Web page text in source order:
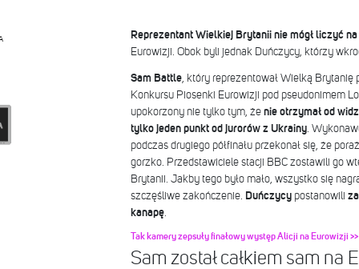
Reprezentant Wielkiej Brytanii nie mógł liczyć
Eurowizji. Obok byli jednak Duńczycy, którzy
Sam Battle, który reprezentował Wielką Brytanię
Konkursu Piosenki Eurowizji
pod pseudonimem
upokorzony nie tylko tym, że nie otrzymał od
tylko jeden punkt od jurorów z Ukrainy.
podczas drugiego półfinału przekonał się, że
gorzko. Przedstawiciele stacji BBC zostawili go
Brytanii. Jakby tego było mało, wszystko się
szczęśliwe zakończenie. Duńczycy postanowili
kanapę.
Tak kamery zepsuły finałowy występ Alicji na Eurowizji >>
Sam został całkiem sam na